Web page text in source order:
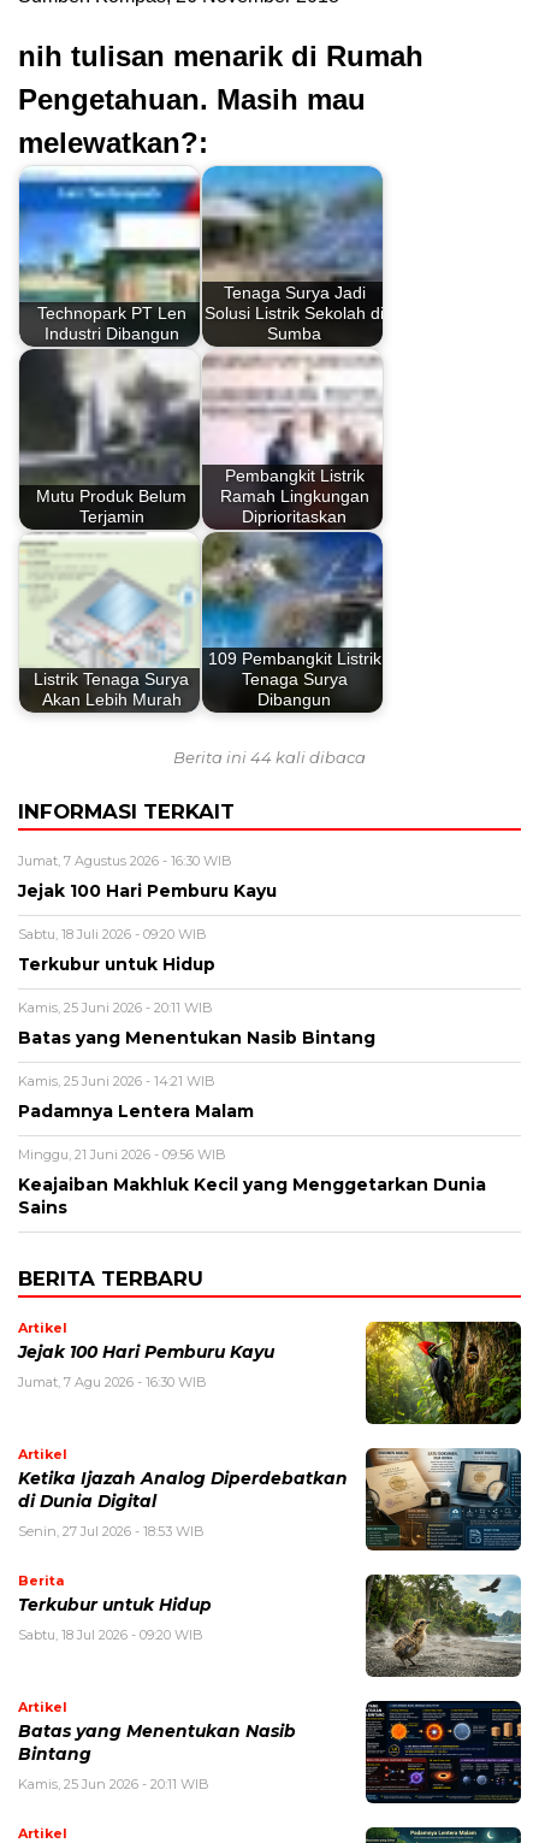
nih tulisan menarik di Rumah
Pengetahuan. Masih mau
melewatkan?:
Technopark PT Len
Industri Dibangun
Tenaga Surya Jadi
Solusi Listrik Sekolah di
Sumba
Mutu Produk Belum
Terjamin
Pembangkit Listrik
Ramah Lingkungan
Diprioritaskan
Listrik Tenaga Surya
Akan Lebih Murah
109 Pembangkit Listrik
Tenaga Surya
Dibangun
Berita ini 44 kali dibaca
INFORMASI TERKAIT
Jumat, 7 Agustus 2026 - 16:30 WIB
Jejak 100 Hari Pemburu Kayu
Sabtu, 18 Juli 2026 - 09:20 WIB
Terkubur untuk Hidup
Kamis, 25 Juni 2026 - 20:11 WIB
Batas yang Menentukan Nasib Bintang
Kamis, 25 Juni 2026 - 14:21 WIB
Padamnya Lentera Malam
Minggu, 21 Juni 2026 - 09:56 WIB
Keajaiban Makhluk Kecil yang Menggetarkan Dunia
Sains
BERITA TERBARU
Artikel
Jejak 100 Hari Pemburu Kayu
Jumat, 7 Agu 2026 - 16:30 WIB
Artikel
Ketika Ijazah Analog Diperdebatkan
di Dunia Digital
Senin, 27 Jul 2026 - 18:53 WIB
Berita
Terkubur untuk Hidup
Sabtu, 18 Jul 2026 - 09:20 WIB
Artikel
Batas yang Menentukan Nasib
Bintang
Kamis, 25 Jun 2026 - 20:11 WIB
Artikel